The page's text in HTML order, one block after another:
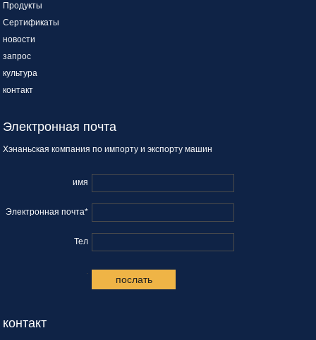
Продукты
Сертификаты
новости
запрос
культура
контакт
Электронная почта
Хэнаньская компания по импорту и экспорту машин
имя
Электронная почта*
Тел
.
контакт